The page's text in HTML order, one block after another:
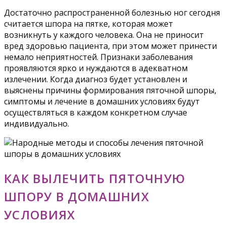
Достаточно распространенной болезнью ног сегодня
считается шпора на пятке, которая может
возникнуть у каждого человека. Она не приносит
вред здоровью пациента, при этом может принести
немало неприятностей. Признаки заболевания
проявляются ярко и нуждаются в адекватном
излечении. Когда диагноз будет установлен и
выяснены причины формирования пяточной шпоры,
симптомы и лечение в домашних условиях будут
осуществляться в каждом конкретном случае
индивидуально.
КАК ВЫЛЕЧИТЬ ПЯТОЧНУЮ
ШПОРУ В ДОМАШНИХ
УСЛОВИЯХ